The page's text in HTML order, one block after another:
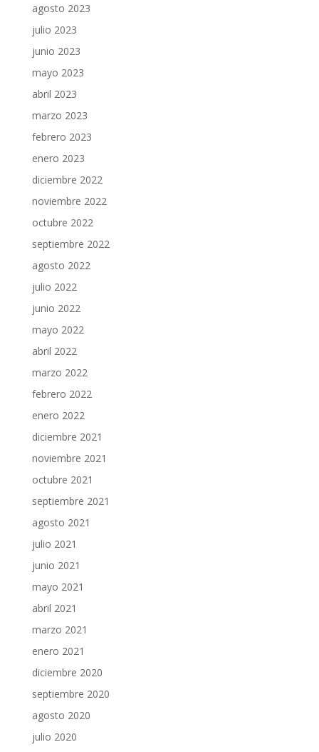
agosto 2023
julio 2023
junio 2023
mayo 2023
abril 2023
marzo 2023
febrero 2023
enero 2023
diciembre 2022
noviembre 2022
octubre 2022
septiembre 2022
agosto 2022
julio 2022
junio 2022
mayo 2022
abril 2022
marzo 2022
febrero 2022
enero 2022
diciembre 2021
noviembre 2021
octubre 2021
septiembre 2021
agosto 2021
julio 2021
junio 2021
mayo 2021
abril 2021
marzo 2021
enero 2021
diciembre 2020
septiembre 2020
agosto 2020
julio 2020